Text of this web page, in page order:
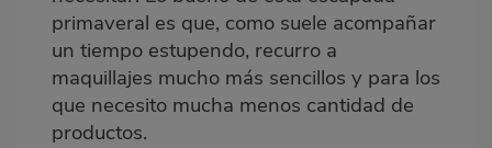
primaveral es que, como suele acompañar
un tiempo estupendo, recurro a
maquillajes mucho más sencillos y para los
que necesito mucha menos cantidad de
productos.